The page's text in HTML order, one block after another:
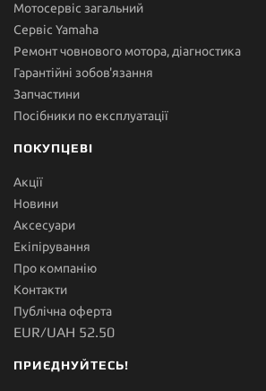
Мотосервіс загальний
Сервіс Yamaha
Ремонт човнового мотора, діагностика
Гарантійні зобов'язання
Запчастини
Посібники по експлуатації
ПОКУПЦЕВІ
Акції
Новини
Аксесуари
Екіпірування
Про компанію
Контакти
Публічна оферта
EUR/UAH 52.50
ПРИЄДНУЙТЕСЬ!